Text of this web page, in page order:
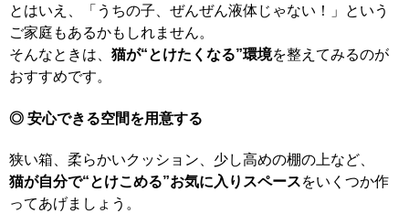
とはいえ、「うちの子、ぜんぜん液体じゃない！」という
ご家庭もあるかもしれません。
そんなときは、 猫が“とけたくなる”環境を整えてみるのが
おすすめです。
◎ 安心できる空間を用意する
狭い箱、柔らかいクッション、少し高めの棚の上など、
猫が自分で“とけこめる”お気に入りスペースをいくつか作
ってあげましょう。